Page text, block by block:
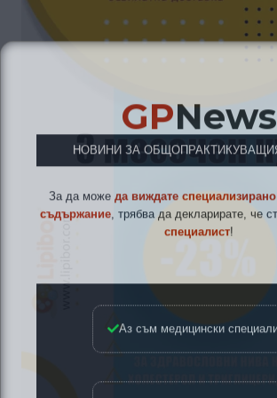
GPNews
НОВИНИ ЗА
съдържание , трябва да декларирате, че
специалист!
Аз съм медицински
Не съм медицински